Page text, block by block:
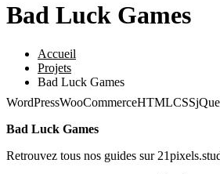
Bad Luck Games
Accueil
Projets
Bad Luck Games
WordPressWooCommerceHTMLCSS
Bad Luck Games
Retrouvez tous nos guides sur